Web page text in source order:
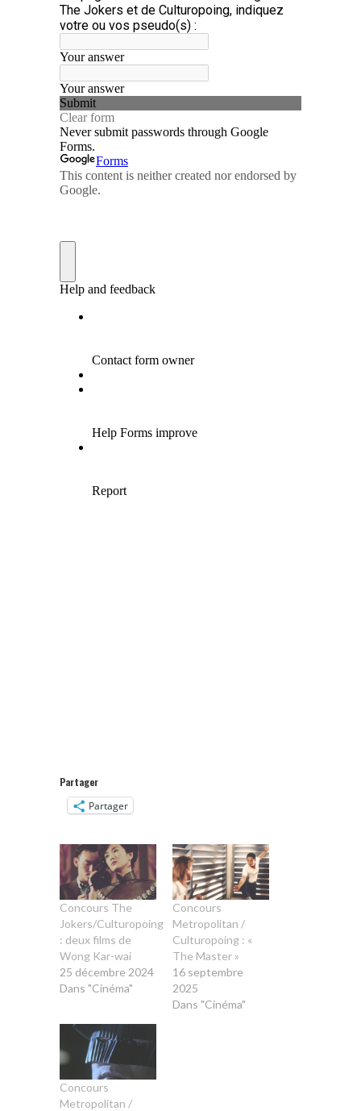
Partager
Partager
Concours The
Jokers/Culturopoing
: deux films de
Wong Kar-wai
25 décembre 2024
Dans "Cinéma"
Concours
Metropolitan /
Culturopoing : «
The Master »
16 septembre
2025
Dans "Cinéma"
Concours
Metropolitan /